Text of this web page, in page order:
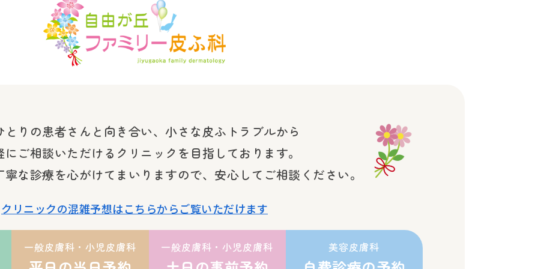
とりの患者さんと向き合い、小さな皮ふトラブルから
にご相談いただけるクリニックを目指しております。
な診療を心がけてまいりますので、安心してご相談ください。
クリニックの混雑予想はこちらからご覧いただけます
一般皮膚科・小児皮膚科 一般皮膚科・小児皮膚科 美容皮膚科